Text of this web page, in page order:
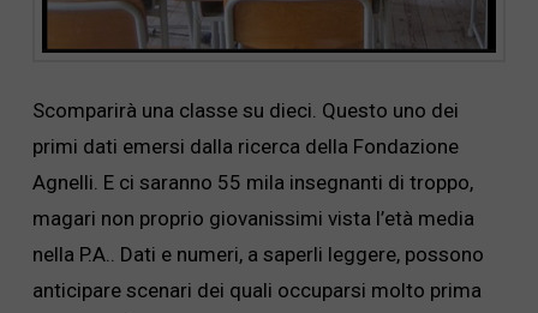
Scomparirà una classe su dieci. Questo uno dei
primi dati emersi dalla ricerca della Fondazione
Agnelli. E ci saranno 55 mila insegnanti di troppo,
magari non proprio giovanissimi vista l’età media
nella P.A.. Dati e numeri, a saperli leggere, possono
anticipare scenari dei quali occuparsi molto prima